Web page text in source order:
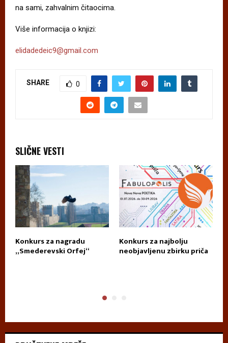
na sami, zahvalnim čitaocima.
Više informacija o knjizi:
elidadedeic9@gmail.com
SHARE 0
SLIČNE VESTI
Konkurs za nagradu
„Smederevski Orfej“
Konkurs za najbolju
neobjavljenu zbirku priča